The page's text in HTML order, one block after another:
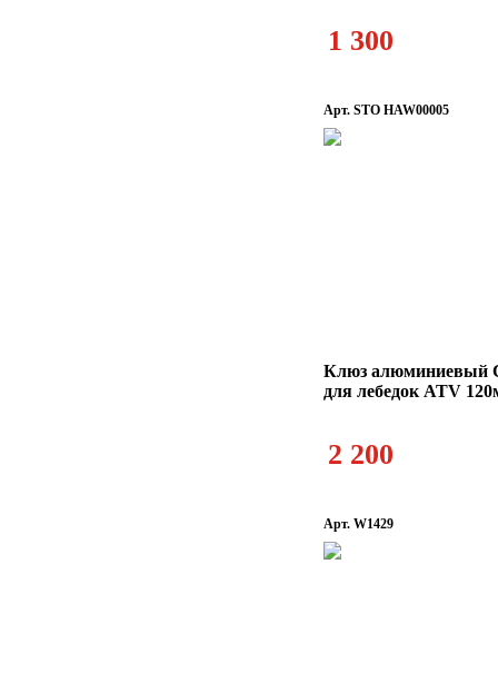
1 300
Арт. STO HAW00005
Клюз
для лебедок ATV
2 200
Арт. W1429